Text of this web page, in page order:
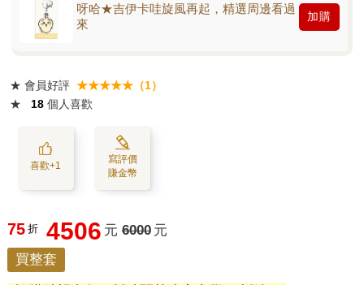
呀哈★吉伊卡哇旋風再起，精選周邊看過
來
加購
★ 會員好評 ★★★★★（1）
★
18 個人喜歡
喜歡+1
寫評價
賺金幣
75 折 4506 元 6000 元
買整套